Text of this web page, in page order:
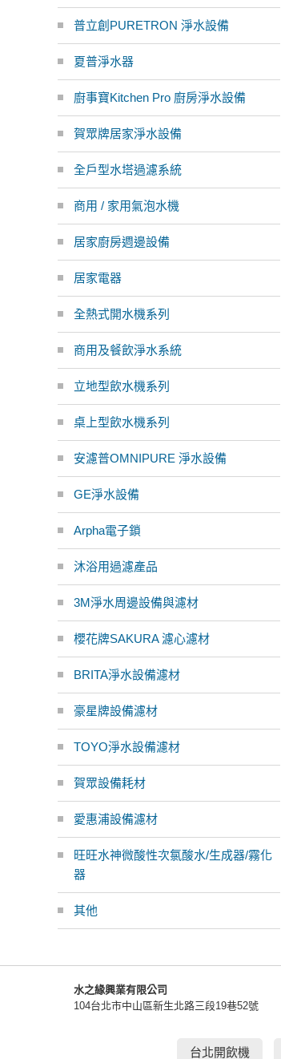
普立創PURETRON 淨水設備
夏普淨水器
廚事寶Kitchen Pro 廚房淨水設備
賀眾牌居家淨水設備
全戶型水塔過濾系統
商用 / 家用氣泡水機
居家廚房週邊設備
居家電器
全熱式開水機系列
商用及餐飲淨水系統
立地型飲水機系列
桌上型飲水機系列
安濾普OMNIPURE 淨水設備
GE淨水設備
Arpha電子鎖
沐浴用過濾產品
3M淨水周邊設備與濾材
櫻花牌SAKURA 濾心濾材
BRITA淨水設備濾材
豪星牌設備濾材
TOYO淨水設備濾材
賀眾設備耗材
愛惠浦設備濾材
旺旺水神微酸性次氯酸水/生成器/霧化
器
其他
水之緣興業有限公司
104台北市中山區新生北路三段19巷52號
台北開飲機